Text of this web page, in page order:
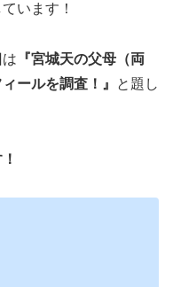
います！
『宮城天の父母（両
ールを調査！』
と題し